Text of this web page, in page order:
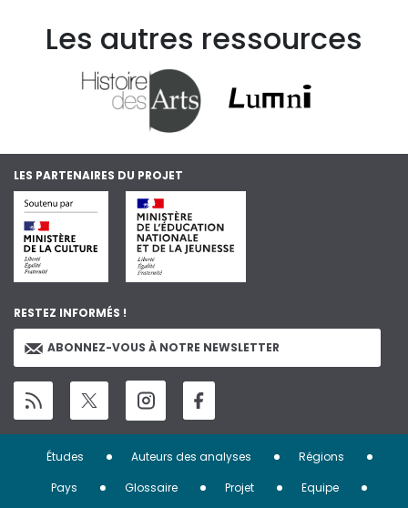
Les autres ressources
LES PARTENAIRES DU PROJET
RESTEZ INFORMÉS !
ABONNEZ-VOUS À NOTRE NEWSLETTER
Menu
Pied
Études Auteurs des analyses
Régions
Pays
Glossaire Projet Equipe